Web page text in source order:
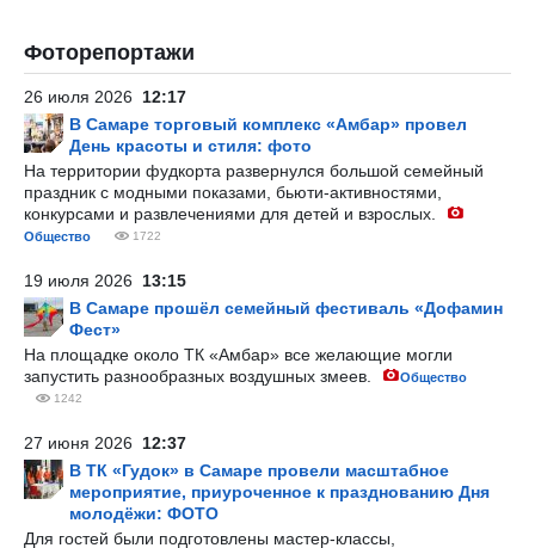
Фоторепортажи
26 июля 2026 12:17
В Самаре торговый комплекс «Амбар» провел
День красоты и стиля: фото
На территории фудкорта развернулся большой семейный
праздник с модными показами, бьюти-активностями,
конкурсами и развлечениями для детей и взрослых.
Общество 1722
19 июля 2026 13:15
В Самаре прошёл семейный фестиваль «Дофамин
Фест»
На площадке около ТК «Амбар» все желающие могли
запустить разнообразных воздушных змеев.
Общество
1242
27 июня 2026 12:37
В ТК «Гудок» в Самаре провели масштабное
мероприятие, приуроченное к празднованию Дня
молодёжи: ФОТО
Для гостей были подготовлены мастер-классы,